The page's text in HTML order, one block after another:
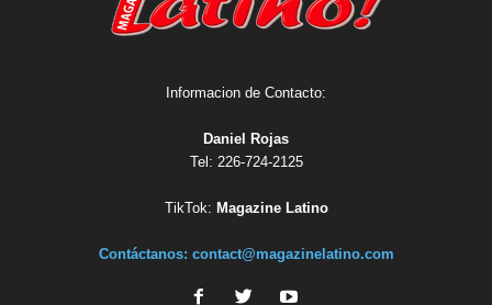
Informacion de Contacto:
Daniel Rojas
Tel: 226-724-2125
TikTok: Magazine Latino
Contáctanos: contact@magazinelatino.com